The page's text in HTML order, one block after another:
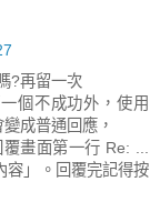
?再留一次
個不成功外，使用
成普通回應，
畫面第一行 Re: ...
容」。回覆完記得按